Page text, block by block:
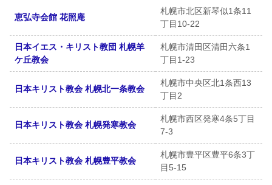
恵弘寺会館 花照庵
札幌市北区新琴似1条11
丁目10-22
日本イエス・キリスト教団 札幌羊
ケ丘教会
札幌市清田区清田六条1
丁目1-23
日本キリスト教会 札幌北一条教会
札幌市中央区北1条西13
丁目2
日本キリスト教会 札幌発寒教会
札幌市西区発寒4条5丁目
7-3
日本キリスト教会 札幌豊平教会
札幌市豊平区豊平6条3丁
目5-15